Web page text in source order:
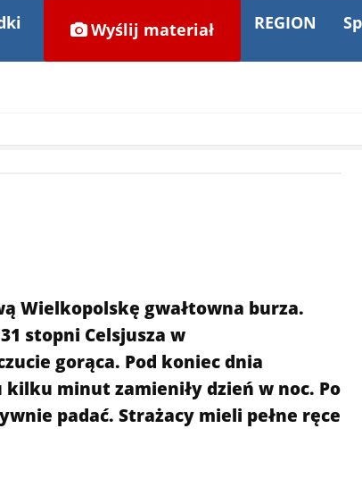
Wyślij materiał REGION
Wielkopolskę gwałtowna burza.
stopni Celsjusza w
gorąca. Pod koniec dnia
minut zamieniły dzień w noc. Po
padać. Strażacy mieli pełne ręce